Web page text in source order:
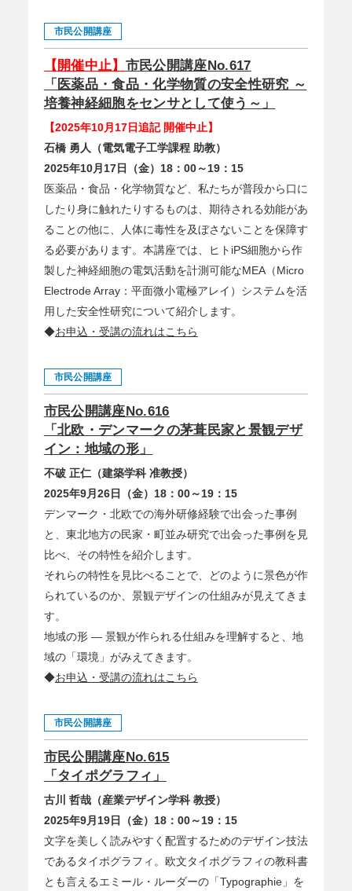
市民公開講座
【開催中止】 市民公開講座No.617
「医薬品・食品・化学物質の安全性研究 ～
培養神経細胞をセンサとして使う～」
【2025年10月17日追記 開催中止】
石橋 勇人（電気電子工学課程 助教）
2025年10月17日（金）18：00～19：15
医薬品・食品・化学物質など、私たちが普段から口に
したり身に触れたりするものは、期待される効能があ
ることの他に、人体に毒性を及ぼさないことを保障す
る必要があります。本講座では、ヒトiPS細胞から作
製した神経細胞の電気活動を計測可能なMEA（Micro
Electrode Array：平面微小電極アレイ）システムを活
用した安全性研究について紹介します。
◆お申込・受講の流れはこちら
市民公開講座
市民公開講座No.616
「北欧・デンマークの茅葺民家と景観デザ
イン：地域の形」
不破 正仁（建築学科 准教授）
2025年9月26日（金）18：00～19：15
デンマーク・北欧での海外研修経験で出会った事例
と、東北地方の民家・町並み研究で出会った事例を見
比べ、その特性を紹介します。
それらの特性を見比べることで、どのように景色が作
られているのか、景観デザインの仕組みが見えてきま
す。
地域の形 ― 景観が作られる仕組みを理解すると、地
域の「環境」がみえてきます。
◆お申込・受講の流れはこちら
市民公開講座
市民公開講座No.615
「タイポグラフィ」
古川 哲哉（産業デザイン学科 教授）
2025年9月19日（金）18：00～19：15
文字を美しく読みやすく配置するためのデザイン技法
であるタイポグラフィ。欧文タイポグラフィの教科書
とも言えるエミール・ルーダーの「Typographie」を